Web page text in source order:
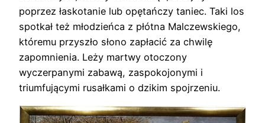
poprzez łaskotanie lub opętańczy taniec. Taki los
spotkał też młodzieńca z płótna Malczewskiego,
któremu przyszło słono zapłacić za chwilę
zapomnienia. Leży martwy otoczony
wyczerpanymi zabawą, zaspokojonymi i
triumfującymi rusałkami o dzikim spojrzeniu.